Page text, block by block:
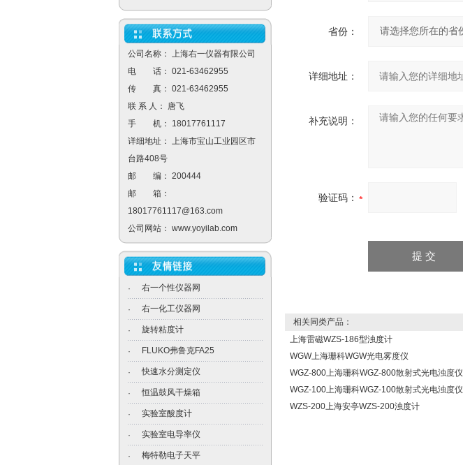
公司名称： 上海右一仪器有限公司
电 话： 021-63462955
传 真： 021-63462955
联 系 人： 唐飞
手 机： 18017761117
详细地址： 上海市宝山工业园区市
台路408号
邮 编： 200444
邮 箱：
18017761117@163.com
公司网站： www.yoyilab.com
· 右一个性仪器网
· 右一化工仪器网
· 旋转粘度计
· FLUKO弗鲁克FA25
· 快速水分测定仪
· 恒温鼓风干燥箱
· 实验室酸度计
· 实验室电导率仪
· 梅特勒电子天平
省份：
详细地址：
补充说明：
验证码：
相关同类产品：
上海雷磁WZS-186型浊度计
WGW上海珊科WGW光电雾度仪
WGZ-800上海珊科WGZ-800散射式光电浊度仪
WGZ-100上海珊科WGZ-100散射式光电浊度仪
WZS-200上海安亭WZS-200浊度计